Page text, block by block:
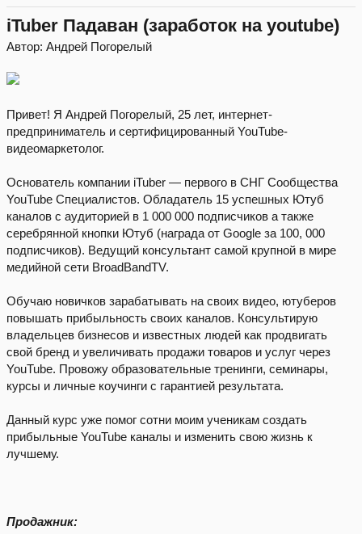
iTuber Падаван (заработок на youtube)
Автор: Андрей Погорелый
Привет! Я Андрей Погорелый, 25 лет, интернет-
предприниматель и сертифицированный YouTube-
видеомаркетолог.
Основатель компании iTuber — первого в СНГ Сообщества
YouTube Специалистов. Обладатель 15 успешных Ютуб
каналов с аудиторией в 1 000 000 подписчиков а также
серебрянной кнопки Ютуб (награда от Google за 100, 000
подписчиков). Ведущий консультант самой крупной в мире
медийной сети BroadBandTV.
Обучаю новичков зарабатывать на своих видео, ютуберов
повышать прибыльность своих каналов. Консультирую
владельцев бизнесов и известных людей как продвигать
свой бренд и увеличивать продажи товаров и услуг через
YouTube. Провожу образовательные тренинги, семинары,
курсы и личные коучинги с гарантией результата.
Данный курс уже помог сотни моим ученикам создать
прибыльные YouTube каналы и изменить свою жизнь к
лучшему.
Продажник: